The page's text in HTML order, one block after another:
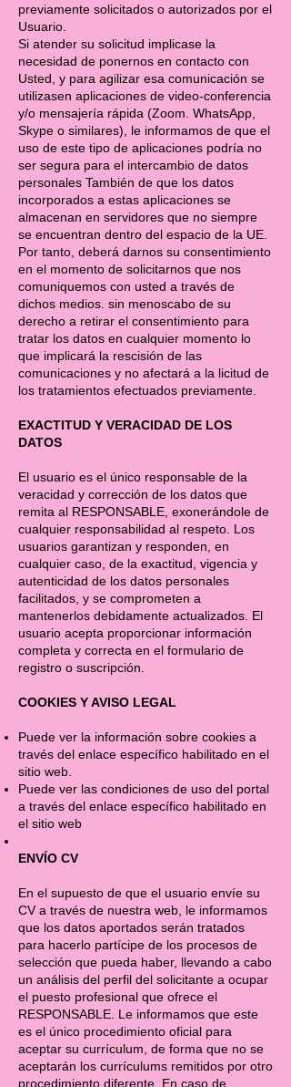
previamente solicitados o autorizados por el
Usuario.
Si atender su solicitud implicase la
necesidad de ponernos en contacto con
Usted, y para agilizar esa comunicación se
utilizasen aplicaciones de video-conferencia
y/o mensajería rápida (Zoom. WhatsApp,
Skype o similares), le informamos de que el
uso de este tipo de aplicaciones podría no
ser segura para el intercambio de datos
personales También de que los datos
incorporados a estas aplicaciones se
almacenan en servidores que no siempre
se encuentran dentro del espacio de la UE.
Por tanto, deberá darnos su consentimiento
en el momento de solicitarnos que nos
comuniquemos con usted a través de
dichos medios. sin menoscabo de su
derecho a retirar el consentimiento para
tratar los datos en cualquier momento lo
que implicará la rescisión de las
comunicaciones y no afectará a la licitud de
los tratamientos efectuados previamente.
EXACTITUD Y VERACIDAD DE LOS
DATOS
El usuario es el único responsable de la
veracidad y corrección de los datos que
remita al RESPONSABLE, exonerándole de
cualquier responsabilidad al respeto. Los
usuarios garantizan y responden, en
cualquier caso, de la exactitud, vigencia y
autenticidad de los datos personales
facilitados, y se comprometen a
mantenerlos debidamente actualizados. El
usuario acepta proporcionar información
completa y correcta en el formulario de
registro o suscripción.
COOKIES Y AVISO LEGAL
Puede ver la información sobre cookies a
través del enlace específico habilitado en el
sitio web.
Puede ver las condiciones de uso del portal
a través del enlace específico habilitado en
el sitio web
ENVÍO CV
En el supuesto de que el usuario envíe su
CV a través de nuestra web, le informamos
que los datos aportados serán tratados
para hacerlo partícipe de los procesos de
selección que pueda haber, llevando a cabo
un análisis del perfil del solicitante a ocupar
el puesto profesional que ofrece el
RESPONSABLE. Le informamos que este
es el único procedimiento oficial para
aceptar su currículum, de forma que no se
aceptarán los currículums remitidos por otro
procedimiento diferente. En caso de